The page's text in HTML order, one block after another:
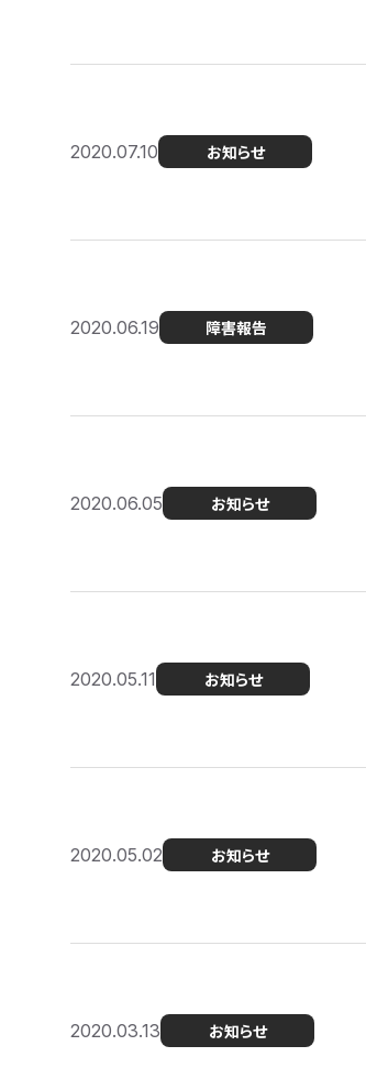
2020.07.10 お知らせ
2020.06.19 障害報告
2020.06.05 お知らせ
2020.05.11 お知らせ
2020.05.02 お知らせ
2020.03.13 お知らせ